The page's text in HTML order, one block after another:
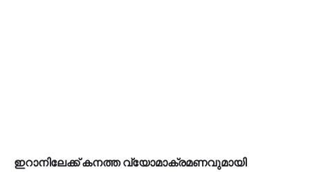
ഇറാനിലേക്ക് കനത്ത വ്യോമാക്രമണവുമായി